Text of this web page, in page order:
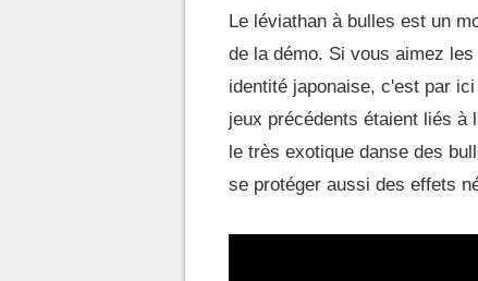
Le léviathan à bulles est un
de la démo. Si vous aimez
identité japonaise, c'est par
jeux précédents étaient liés à
le très exotique danse des
se protéger aussi des effets